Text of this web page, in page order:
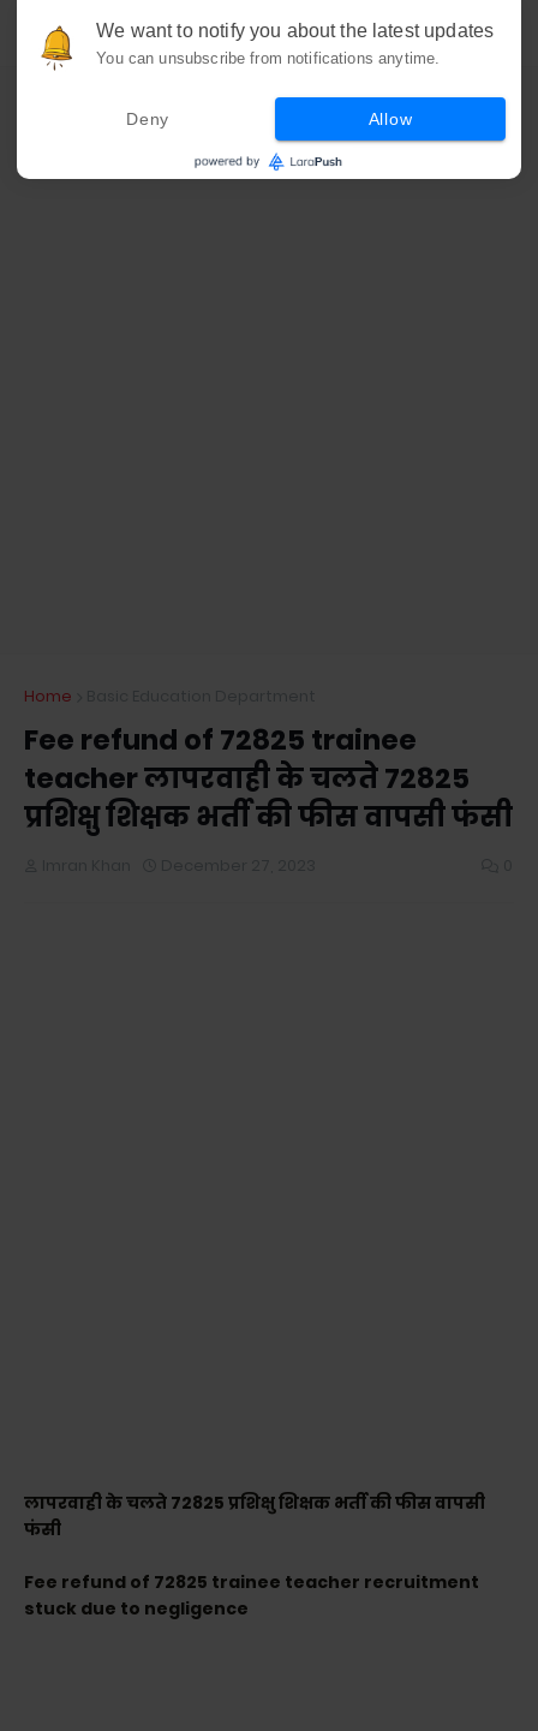
Home
Fee refund of 72825 trainee
teacher लापरवाही के चलते 72825
प्रशिक्षु शिक्षक भर्ती की फीस वापसी फंसी
लापरवाही के चलते 72825 प्रशिक्षु शिक्षक भर्ती की फीस वापसी
फंसी
Fee refund of 72825 trainee teacher recruitment
stuck due to negligence
We want to notify you about the latest updates
You can unsubscribe from notifications anytime.
Deny Allow